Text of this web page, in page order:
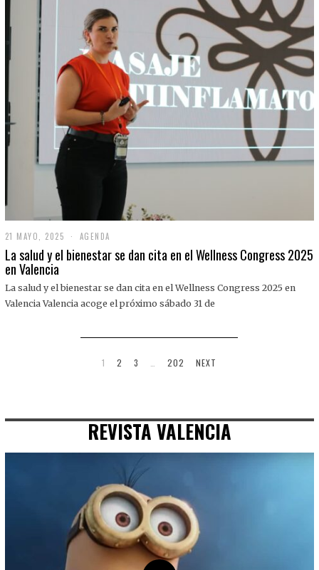
21 MAYO, 2025
1
M
O
,
AGENDA
La salud y el bienestar se dan cita en el Wellness Congress 2025
en Valencia
La salud y el bienestar se dan cita en el Wellness Congress 2025 en
Valencia Valencia acoge el próximo sábado 31 de
1 2 3 202 NEXT
REVISTA VALENCIA